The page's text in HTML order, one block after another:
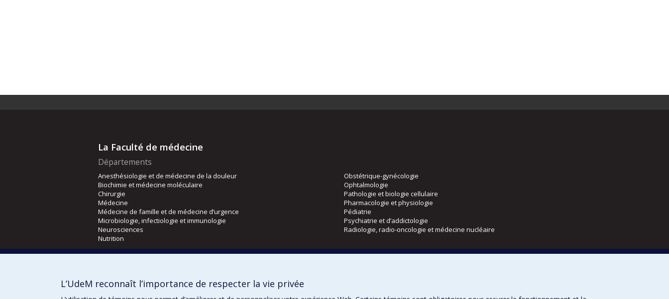
La Faculté de médecine
Départements
Anesthésiologie et de médecine de la douleur
Biochimie et médecine moléculaire
Chirurgie
Médecine
Médecine de famille et de médecine d’urgence
Microbiologie, infectiologie et immunologie
Neurosciences
Nutrition
Obstétrique-gynécologie
Ophtalmologie
Pathologie et biologie cellulaire
Pharmacologie et physiologie
Pédiatrie
Psychiatrie et d’addictologie
Radiologie, radio-oncologie et médecine nucléaire
Orthophonie et audiologie
L’UdeM reconnaît l’importance de respecter la vie privée